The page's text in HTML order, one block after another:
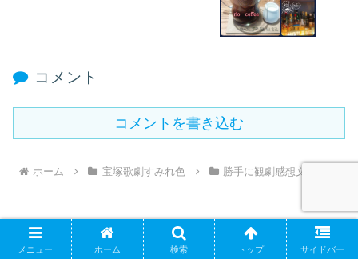
コメント
コメントを書き込む
ホーム 宝塚歌劇すみれ色 勝手に観劇感想文
メニュー ホーム 検索 トップ サイドバー